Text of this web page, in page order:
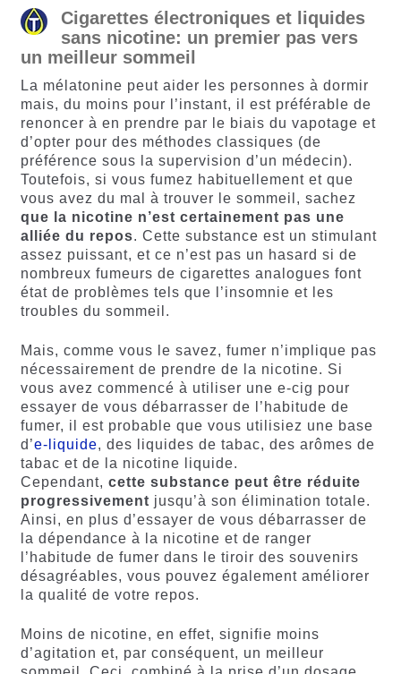
Cigarettes électroniques et liquides
sans nicotine: un premier pas vers
un meilleur sommeil
La mélatonine peut aider les personnes à dormir
mais, du moins pour l’instant, il est préférable de
renoncer à en prendre par le biais du vapotage et
d’opter pour des méthodes classiques (de
préférence sous la supervision d’un médecin).
Toutefois, si vous fumez habituellement et que
vous avez du mal à trouver le sommeil, sachez
que la nicotine n’est certainement pas une
alliée du repos. Cette substance est un stimulant
assez puissant, et ce n’est pas un hasard si de
nombreux fumeurs de cigarettes analogues font
état de problèmes tels que l’insomnie et les
troubles du sommeil.
Mais, comme vous le savez, fumer n’implique pas
nécessairement de prendre de la nicotine. Si
vous avez commencé à utiliser une e-cig pour
essayer de vous débarrasser de l’habitude de
fumer, il est probable que vous utilisiez une base
d’e-liquide, des liquides de tabac, des arômes de
tabac et de la nicotine liquide.
Cependant, cette substance peut être réduite
progressivement jusqu’à son élimination totale.
Ainsi, en plus d’essayer de vous débarrasser de
la dépendance à la nicotine et de ranger
l’habitude de fumer dans le tiroir des souvenirs
désagréables, vous pouvez également améliorer
la qualité de votre repos.
Moins de nicotine, en effet, signifie moins
d’agitation et, par conséquent, un meilleur